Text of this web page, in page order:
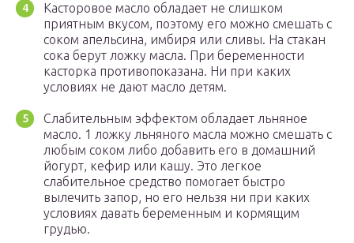
Касторовое масло обладает не слишком
приятным вкусом, поэтому его можно смешать с
соком апельсина, имбиря или сливы. На стакан
сока берут ложку масла. При беременности
касторка противопоказана. Ни при каких
условиях не дают масло детям.
Слабительным эффектом обладает льняное
масло. 1 ложку льняного масла можно смешать с
любым соком либо добавить его в домашний
йогурт, кефир или кашу. Это легкое
слабительное средство помогает быстро
вылечить запор, но его нельзя ни при каких
условиях давать беременным и кормящим
грудью.